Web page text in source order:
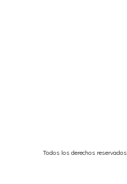
Todos los derechos reservados.